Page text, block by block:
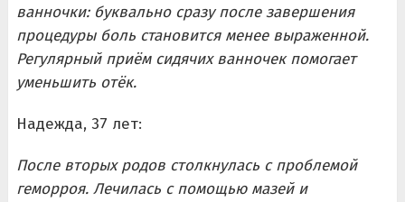
ванночки: буквально сразу после завершения
процедуры боль становится менее выраженной.
Регулярный приём сидячих ванночек помогает
уменьшить отёк.
Надежда, 37 лет:
После вторых родов столкнулась с проблемой
геморроя. Лечилась с помощью мазей и